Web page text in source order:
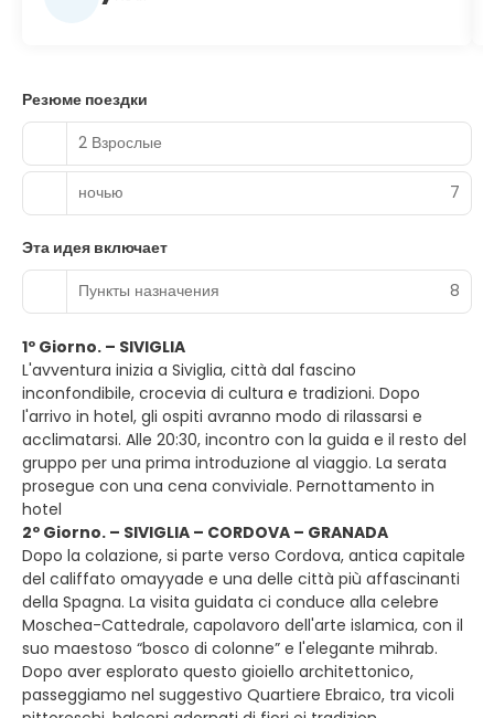
Резюме поездки
2 Взрослые
ночью 7
Эта идея включает
Пункты назначения
8
1º Giorno. – SIVIGLIA
L'avventura inizia a Siviglia, città dal fascino
inconfondibile, crocevia di cultura e tradizioni. Dopo
l'arrivo in hotel, gli ospiti avranno modo di rilassarsi e
acclimatarsi. Alle 20:30, incontro con la guida e il resto del
gruppo per una prima introduzione al viaggio. La serata
prosegue con una cena conviviale. Pernottamento in
hotel
2º Giorno. – SIVIGLIA – CORDOVA – GRANADA
Dopo la colazione, si parte verso Cordova, antica capitale
del califfato omayyade e una delle città più affascinanti
della Spagna. La visita guidata ci conduce alla celebre
Moschea-Cattedrale, capolavoro dell'arte islamica, con il
suo maestoso “bosco di colonne” e l'elegante mihrab.
Dopo aver esplorato questo gioiello architettonico,
passeggiamo nel suggestivo Quartiere Ebraico, tra vicoli